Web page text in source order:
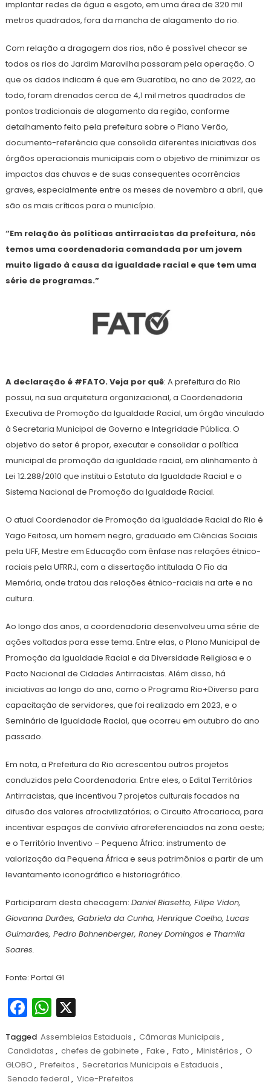
implantar redes de água e esgoto, em uma área de 320 mil
metros quadrados, fora da mancha de alagamento do rio.
Com relação a dragagem dos rios, não é possível checar se
todos os rios do Jardim Maravilha passaram pela operação. O
que os dados indicam é que em Guaratiba, no ano de 2022, ao
todo, foram drenados cerca de 4,1 mil metros quadrados de
pontos tradicionais de alagamento da região, conforme
detalhamento feito pela prefeitura sobre o Plano Verão,
documento-referência que consolida diferentes iniciativas dos
órgãos operacionais municipais com o objetivo de minimizar os
impactos das chuvas e de suas consequentes ocorrências
graves, especialmente entre os meses de novembro a abril, que
são os mais críticos para o município.
“Em relação às políticas antirracistas da prefeitura, nós
temos uma coordenadoria comandada por um jovem
muito ligado à causa da igualdade racial e que tem uma
série de programas.”
A declaração é #FATO. Veja por quê: A prefeitura do Rio
possui, na sua arquitetura organizacional, a Coordenadoria
Executiva de Promoção da Igualdade Racial, um órgão vinculado
à Secretaria Municipal de Governo e Integridade Pública. O
objetivo do setor é propor, executar e consolidar a política
municipal de promoção da igualdade racial, em alinhamento à
Lei 12.288/2010 que institui o Estatuto da Igualdade Racial e o
Sistema Nacional de Promoção da Igualdade Racial.
O atual Coordenador de Promoção da Igualdade Racial do Rio é
Yago Feitosa, um homem negro, graduado em Ciências Sociais
pela UFF, Mestre em Educação com ênfase nas relações étnico-
raciais pela UFRRJ, com a dissertação intitulada O Fio da
Memória, onde tratou das relações étnico-raciais na arte e na
cultura.
Ao longo dos anos, a coordenadoria desenvolveu uma série de
ações voltadas para esse tema. Entre elas, o Plano Municipal de
Promoção da Igualdade Racial e da Diversidade Religiosa e o
Pacto Nacional de Cidades Antirracistas. Além disso, há
iniciativas ao longo do ano, como o Programa Rio+Diverso para
capacitação de servidores, que foi realizado em 2023, e o
Seminário de Igualdade Racial, que ocorreu em outubro do ano
passado.
Em nota, a Prefeitura do Rio acrescentou outros projetos
conduzidos pela Coordenadoria. Entre eles, o Edital Territórios
Antirracistas, que incentivou 7 projetos culturais focados na
difusão dos valores afrocivilizatórios; o Circuito Afrocarioca, para
incentivar espaços de convívio afroreferenciados na zona oeste;
e o Território Inventivo – Pequena África: instrumento de
valorização da Pequena África e seus patrimônios a partir de um
levantamento iconográfico e historiográfico.
Participaram desta checagem: Daniel Biasetto, Filipe Vidon,
Giovanna Durães, Gabriela da Cunha, Henrique Coelho, Lucas
Guimarães, Pedro Bohnenberger, Roney Domingos e Thamila
Soares.
Fonte: Portal G1
Facebook
WhatsApp
X
Tagged Assembleias Estaduais , Câmaras Municipais ,
Candidatas , chefes de gabinete , Fake , Fato , Ministérios , O
GLOBO , Prefeitos , Secretarias Municipais e Estaduais ,
Senado federal , Vice-Prefeitos